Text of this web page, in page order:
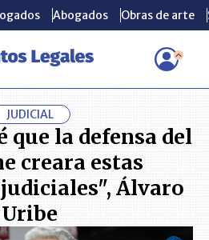
Abogados Obras de arte
pensé que la defensa del honor
Abogados Obras de arte
JUDICIAL
que la defensa del
creara estas
Álvaro
Uribe